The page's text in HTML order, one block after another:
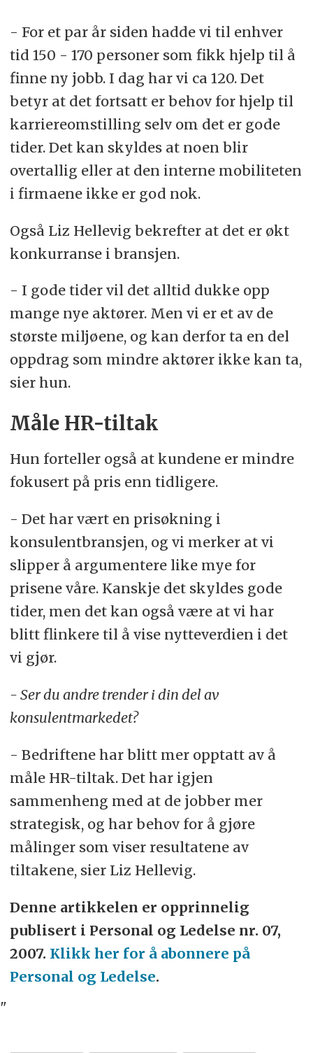
- For et par år siden hadde vi til enhver
tid 150 - 170 personer som fikk hjelp til å
finne ny jobb. I dag har vi ca 120. Det
betyr at det fortsatt er behov for hjelp til
karriereomstilling selv om det er gode
tider. Det kan skyldes at noen blir
overtallig eller at den interne mobiliteten
i firmaene ikke er god nok.
Også Liz Hellevig bekrefter at det er økt
konkurranse i bransjen.
- I gode tider vil det alltid dukke opp
mange nye aktører. Men vi er et av de
største miljøene, og kan derfor ta en del
oppdrag som mindre aktører ikke kan ta,
sier hun.
Måle HR-tiltak
Hun forteller også at kundene er mindre
fokusert på pris enn tidligere.
- Det har vært en prisøkning i
konsulentbransjen, og vi merker at vi
slipper å argumentere like mye for
prisene våre. Kanskje det skyldes gode
tider, men det kan også være at vi har
blitt flinkere til å vise nytteverdien i det
vi gjør.
- Ser du andre trender i din del av
konsulentmarkedet?
- Bedriftene har blitt mer opptatt av å
måle HR-tiltak. Det har igjen
sammenheng med at de jobber mer
strategisk, og har behov for å gjøre
målinger som viser resultatene av
tiltakene, sier Liz Hellevig.
Denne artikkelen er opprinnelig
publisert i Personal og Ledelse nr. 07,
2007. Klikk her for å abonnere på
Personal og Ledelse.
"